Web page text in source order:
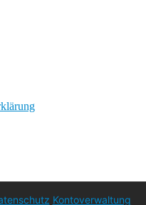
Kontoverwaltung